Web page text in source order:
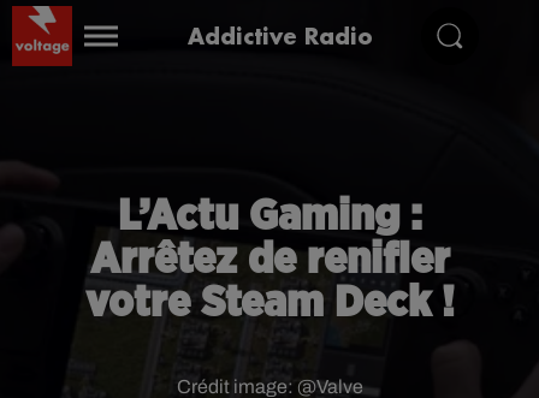
Addictive Radio
L’Actu Gaming :
Arrêtez de renifler
votre Steam Deck !
Crédit image: @Valve